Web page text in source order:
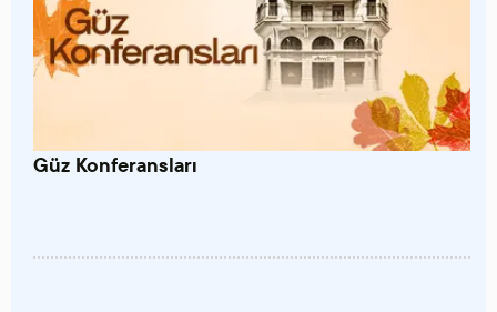
Güz Konferansları